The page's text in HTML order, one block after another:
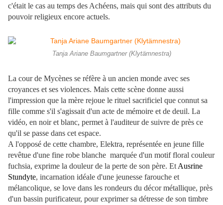
c'était le cas au temps des Achéens, mais qui sont des attributs du
pouvoir religieux encore actuels.
Tanja Ariane Baumgartner (Klytämnestra)
La cour de Mycènes se réfère à un ancien monde avec ses
croyances et ses violences. Mais cette scène donne aussi
l'impression que la mère rejoue le rituel sacrificiel que connut sa
fille comme s'il s'agissait d'un acte de mémoire et de deuil. La
vidéo, en noir et blanc, permet à l'auditeur de suivre de près ce
qu'il se passe dans cet espace.
A l'opposé de cette chambre, Elektra, représentée en jeune fille
revêtue d'une fine robe blanche marquée d'un motif floral couleur
fuchsia, exprime la douleur de la perte de son père. Et Ausrine
Stundyte, incarnation idéale d'une jeunesse farouche et
mélancolique, se love dans les rondeurs du décor métallique, près
d'un bassin purificateur, pour exprimer sa détresse de son timbre